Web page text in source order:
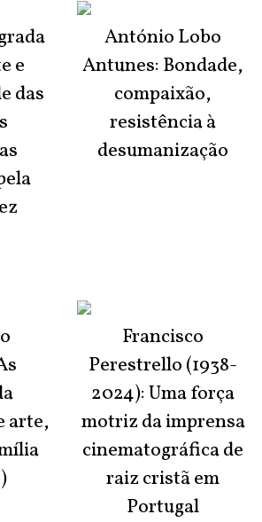
e
das
arte,
António Lobo
Antunes: Bondade,
compaixão,
resistência à
desumanização
Francisco
Perestrello (1938-
2024): Uma força
motriz da imprensa
cinematográfica de
raiz cristã em
Portugal